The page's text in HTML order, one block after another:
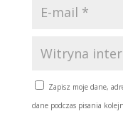
Zapisz moje dane,
dane podczas pisania